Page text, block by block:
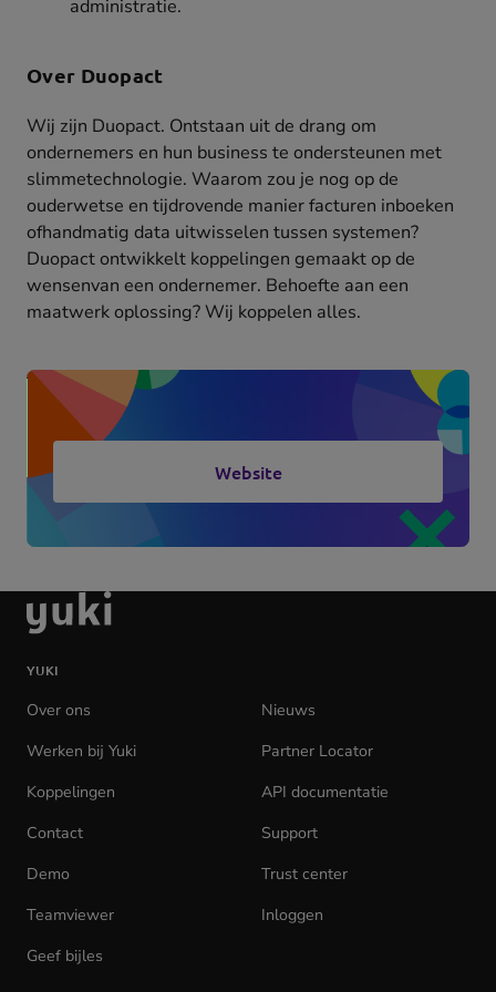
administratie.
Over Duopact
Wij zijn Duopact. Ontstaan uit de drang om
ondernemers en hun business te ondersteunen met
slimmetechnologie. Waarom zou je nog op de
ouderwetse en tijdrovende manier facturen inboeken
ofhandmatig data uitwisselen tussen systemen?
Duopact ontwikkelt koppelingen gemaakt op de
wensenvan een ondernemer. Behoefte aan een
maatwerk oplossing? Wij koppelen alles.
Website
(opens
Ga
naar
homepage
YUKI
Over ons
Nieuws
Werken bij Yuki
Partner Locator
Koppelingen
API documentatie
Contact
Support
Demo
Trust center
Teamviewer
Inloggen
Geef bijles